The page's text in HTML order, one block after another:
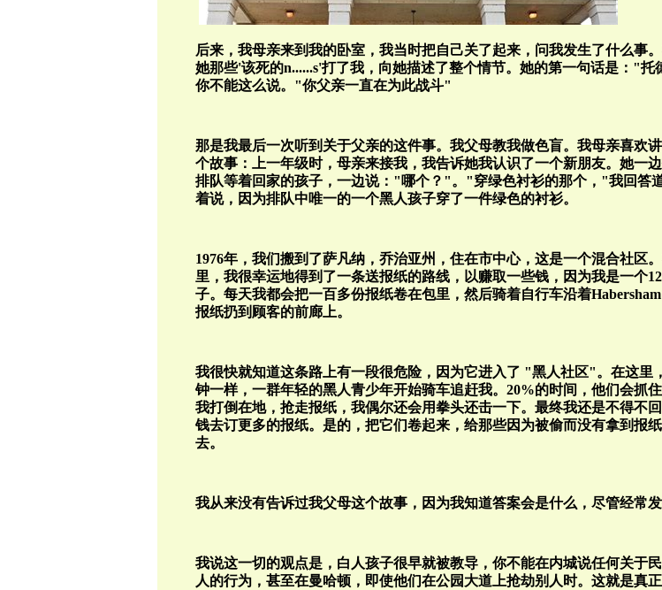
后来，我母亲来到我的卧室，我当时把自己关了起来，问我发生了什么事
她那些'该死的n......s'打了我，向她描述了整个情节。她的第一句话是： "托
你不能这么说。 "你父亲一直在为此战斗"
那是我最后一次听到关于父亲的这件事。我父母教我做色盲。我母亲喜欢
个故事：上一年级时，母亲来接我，我告诉她我认识了一个新朋友。她一
排队等着回家的孩子，一边说： " 哪个？ "。 "穿绿色衬衫的那个， "我回答
着说，因为排队中唯一的一个黑人孩子穿了一件绿色的衬衫。
1976年，我们搬到了萨凡纳， 乔治亚州 ，住在市中心，这是一个混合社区
里，我很幸运地得到了一条送报纸的路线，以赚取一些钱，因为我是一个12
子。每天我都会把一百多份报纸卷在包里，然后骑着自行车沿着
报纸扔到顾客的前廊上。
我很快就知道这条路上有一段很危险，因为它进入了 "黑人社区"。在这里
钟一样，一群年轻的黑人青少年开始骑车追赶我。 20%的时间，他们会抓
我打倒在地，抢走报纸，我偶尔还会用拳头还击一下。最终我还是不得不
钱去订更多的报纸。是的，把它们卷起来，给那些因为被偷而没有拿到报
去。
我从来没有告诉过我父母这个故事，因为我知道答案会是什么，尽管经常发
我说这一切的观点是，白人孩子很早就被教导，你不能在内城说任何关于
人的行为，甚至在曼哈顿，即使他们在公园大道上抢劫别人时。这就是真